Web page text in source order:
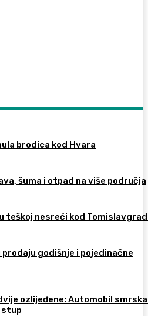
brodica kod Hvara
šuma i otpad na više područja
teškoj nesreći kod
prodaju godišnje i pojedinačne
ozlijeđene: Automobil
stup